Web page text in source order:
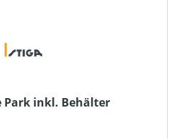
Park inkl. Behälter